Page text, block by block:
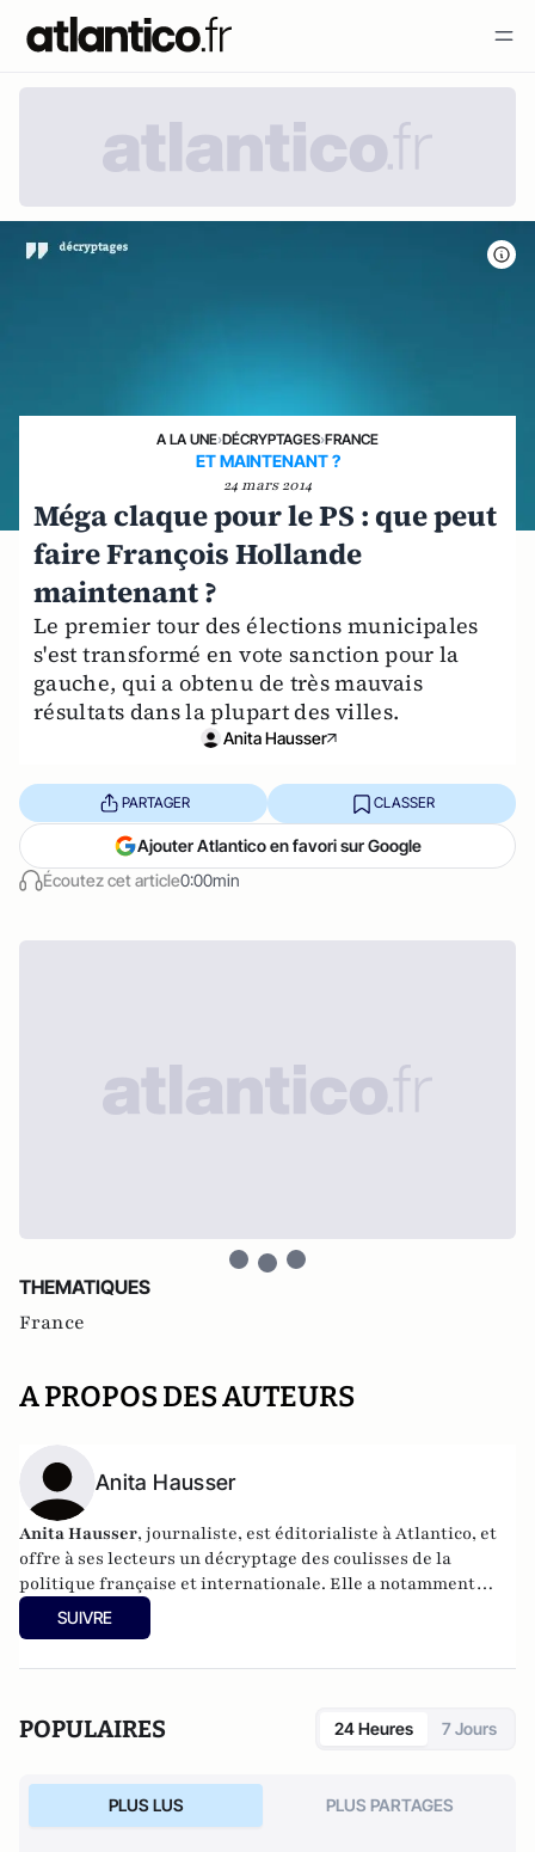
A LA UNE›DÉCRYPTAGES›FRANCE
ET MAINTENANT ?
24 mars 2014
Méga claque pour le PS : que peut
faire François Hollande
maintenant ?
Le premier tour des élections municipales
s'est transformé en vote sanction pour la
gauche, qui a obtenu de très mauvais
résultats dans la plupart des villes.
Anita Hausser
Écoutez cet article0:00min
PARTAGER CLASSER
Ajouter Atlantico en favori sur Google
THEMATIQUES
France
A PROPOS DES AUTEURS
Anita Hausser
Anita Hausser, journaliste, est éditorialiste à Atlantico, et
offre à ses lecteurs un décryptage des coulisses de la
politique française et internationale. Elle a notamment
publiéSarkozy, itinéraire d'une ambition
l'Archipel, 2003). Elle a également réalisé les documentaires
SUIVRE
POPULAIRES 24 Heures 7 Jours
PLUS LUS PLUS PARTAGES